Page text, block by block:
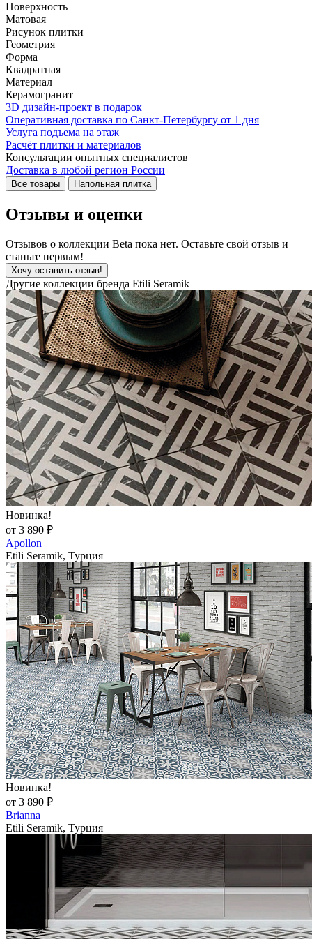
Поверхность
Матовая
Рисунок плитки
Геометрия
Форма
Квадратная
Материал
Керамогранит
3D дизайн-проект в подарок
Оперативная доставка по Санкт-Петербургу от 1 дня
Услуга подъема на этаж
Расчёт плитки и материалов
Консультации опытных специалистов
Доставка в любой регион России
Все товары Напольная плитка
Отзывы и оценки
Отзывов о коллекции Beta пока нет. Оставьте свой отзыв и
станьте первым!
Хочу оставить отзыв!
Другие коллекции бренда Etili Seramik
Новинка!
от 3 890 ₽
Apollon
Etili Seramik, Турция
Новинка!
от 3 890 ₽
Brianna
Etili Seramik, Турция